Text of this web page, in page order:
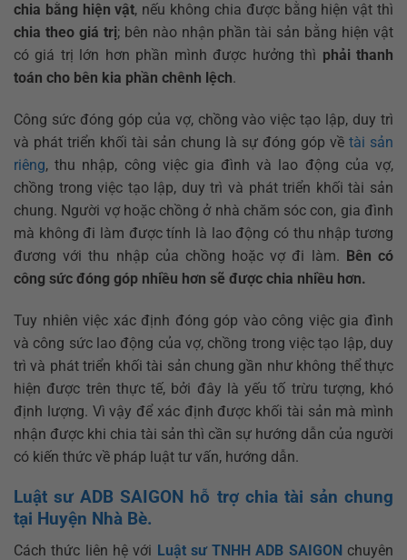
chia bằng hiện vật, nếu không chia được bằng hiện vật thì
chia theo giá trị; bên nào nhận phần tài sản bằng hiện vật
có giá trị lớn hơn phần mình được hưởng thì phải thanh
toán cho bên kia phần chênh lệch.
Công sức đóng góp của vợ, chồng vào việc tạo lập, duy trì
và phát triển khối tài sản chung là sự đóng góp về tài sản
riêng, thu nhập, công việc gia đình và lao động của vợ,
chồng trong việc tạo lập, duy trì và phát triển khối tài sản
chung. Người vợ hoặc chồng ở nhà chăm sóc con, gia đình
mà không đi làm được tính là lao động có thu nhập tương
đương với thu nhập của chồng hoặc vợ đi làm. Bên có
công sức đóng góp nhiều hơn sẽ được chia nhiều hơn.
Tuy nhiên việc xác định đóng góp vào công việc gia đình
và công sức lao động của vợ, chồng trong việc tạo lập, duy
trì và phát triển khối tài sản chung gần như không thể thực
hiện được trên thực tế, bởi đây là yếu tố trừu tượng, khó
định lượng. Vì vậy để xác định được khối tài sản mà mình
nhận được khi chia tài sản thì cần sự hướng dẫn của người
có kiến thức về pháp luật tư vấn, hướng dẫn.
Luật sư ADB SAIGON hỗ trợ chia tài sản chung
tại Huyện Nhà Bè.
Cách thức liên hệ với Luật sư TNHH ADB SAIGON chuyên